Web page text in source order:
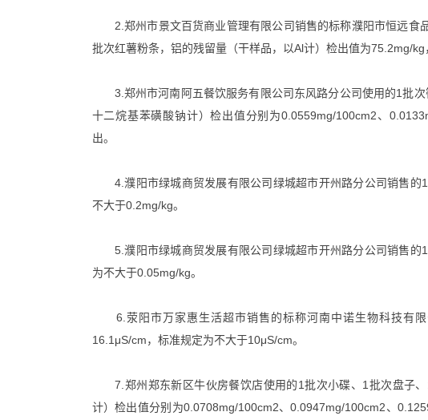
2.郑州市景文百货商业管理有限公司销售的标称濮阳市恒远食
批次红薯粉条，铝的残留量（干样品，以Al计）检出值为75.2mg/kg
3.郑州市河南阿五餐饮服务有限公司东风路分公司使用的1批次
十二烷基苯磺酸钠计）检出值分别为0.0559mg/100cm2、
出。
4.濮阳市绿城商贸发展有限公司绿城超市开州路分公司销售的
不大于0.2mg/kg。
5.濮阳市绿城商贸发展有限公司绿城超市开州路分公司销售的
为不大于0.05mg/kg。
6.荥阳市万家惠生活超市销售的标称河南中诺生物科技有限
16.1μS/cm，标准规定为不大于10μS/cm。
7.郑州郑东新区牛伙房餐饮店使用的1批次小碟、1批次盘子、
计）检出值分别为0.0708mg/100cm2、0.0947mg/100cm2、